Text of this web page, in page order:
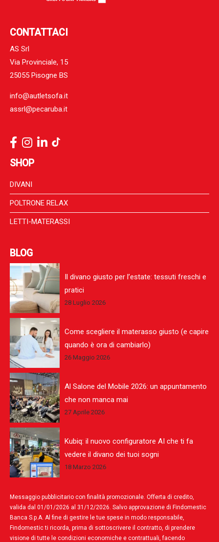
CONTATTACI
AS Srl
Via Provinciale, 15
25055 Pisogne BS
info@autletsofa.it
assrl@pecaruba.it
SHOP
DIVANI
POLTRONE RELAX
LETTI-MATERASSI
BLOG
Il divano giusto per l’estate: tessuti freschi e
pratici
28 Luglio 2026
Come scegliere il materasso giusto (e capire
quando è ora di cambiarlo)
26 Maggio 2026
Al Salone del Mobile 2026: un appuntamento
che non manca mai
27 Aprile 2026
Kubiq: il nuovo configuratore AI che ti fa
vedere il divano dei tuoi sogni
18 Marzo 2026
Messaggio pubblicitario con finalità promozionale. Offerta di credito,
valida dal 01/01/2026 al 31/12/2026. Salvo approvazione di Findomestic
Banca S.p.A. Al fine di gestire le tue spese in modo responsabile,
Findomestic ti ricorda, prima di sottoscrivere il contratto, di prendere
visione di tutte le condizioni economiche e contrattuali, facendo